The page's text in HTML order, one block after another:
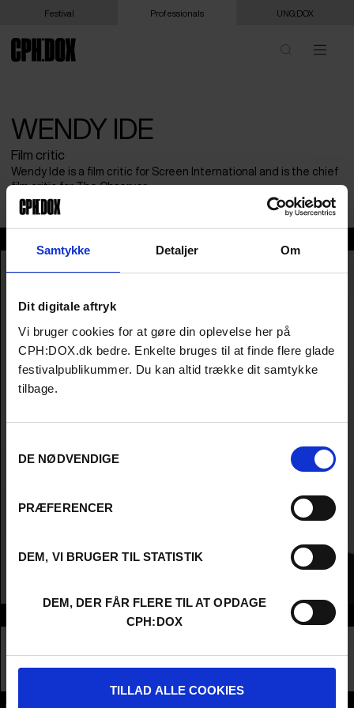
Samtykke Detaljer Om
Dit digitale aftryk
Vi bruger cookies for at gøre din oplevelse her på
CPH:DOX.dk bedre. Enkelte bruges til at finde flere glade
festivalpublikummer. Du kan altid trække dit samtykke
tilbage.
DE NØDVENDIGE
PRÆFERENCER
DEM, VI BRUGER TIL STATISTIK
DEM, DER FÅR FLERE TIL AT OPDAGE
CPH:DOX
TILLAD ALLE COOKIES
Festival Professionals UNG:DOX
WENDY IDE
Film critic
Wendy Ide is a film critic for Screen International and is the chief
film critic for The Observer.
Company
Screen Daily